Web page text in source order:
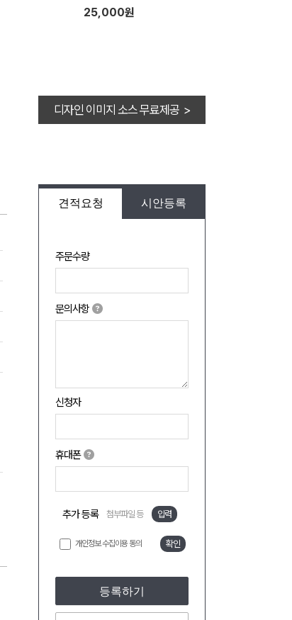
25,000원
디자인 이미지 소스 무료제공 >
견적요청 시안등록
주문수량
문의사항
신청자
휴대폰
추가 등록 첨부파일 등 입력
개인정보 수집이용 동의 확인
등록하기